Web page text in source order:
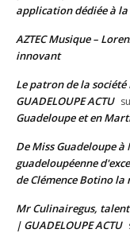
application dédiée à la
AZTEC Musique –
innovant
Le patron de la
GUADELOUPE ACTU
Guadeloupe et en
De Miss Guadeloupe
guadeloupéenne
de Clémence Botino la
Mr Culinairegus,
| GUADELOUPE ACTU